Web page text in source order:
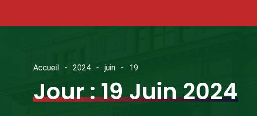
Accueil 2024 juin 19
Jour :19 Juin 2024